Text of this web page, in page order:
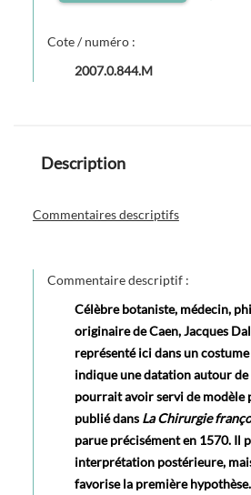
Cote / numéro :
2007.0.844.M
Description
Commentaires descriptifs
Commentaire descriptif :
Célèbre botaniste, médecin,
originaire de Caen, Jacques
représenté ici dans un
indique une datation autour de
pourrait avoir servi de modèle
publié dans La Chirurgie
parue précisément en 1570. Il
interprétation postérieure,
favorise la première